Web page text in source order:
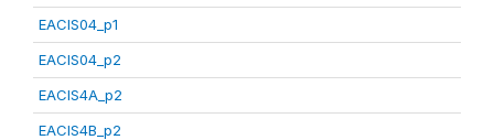
EACIS04_p1
EACIS04_p2
EACIS4A_p2
EACIS4B_p2